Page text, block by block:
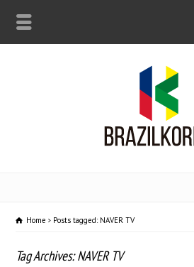
Home Posts tagged: NAVER TV
Tag Archives: NAVER TV